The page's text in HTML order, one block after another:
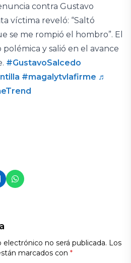
contra Gustavo
víctima reveló: “Saltó
se me rompió el hombro”. El
y salió en el avance
#GustavoSalcedo
#magalytvlafirme ♬
no será publicada. Los
marcados con *